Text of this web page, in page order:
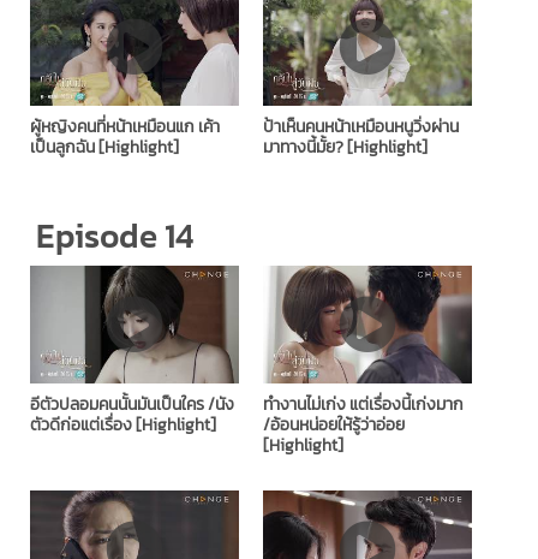
ผู้หญิงคนที่หน้าเหมือนแก เค้า
เป็นลูกฉัน [Highlight]
ป้าเห็นคนหน้าเหมือนหนูวิ่งผ่าน
มาทางนี้มั้ย? [Highlight]
Episode 14
อีตัวปลอมคนนั้นมันเป็นใคร /นัง
ตัวดีก่อแต่เรื่อง [Highlight]
ทำงานไม่เก่ง แต่เรื่องนี้เก่งมาก
/อ้อนหน่อยให้รู้ว่าอ่อย
[Highlight]